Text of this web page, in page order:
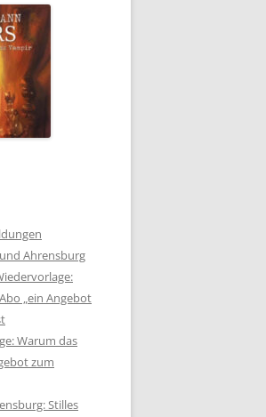
Ahrensburg
„ein Angebot
Warum das
zum
Stilles